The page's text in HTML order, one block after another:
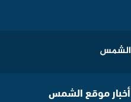
أخبار موقع الشمس